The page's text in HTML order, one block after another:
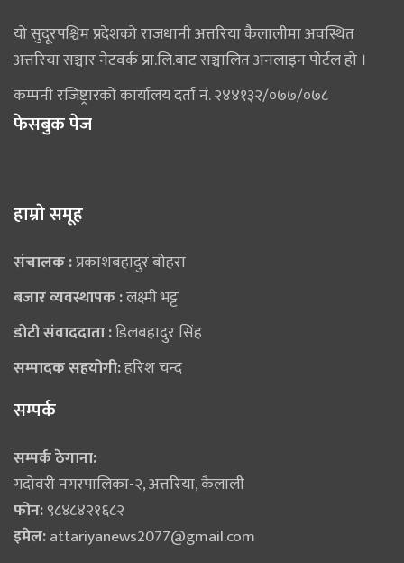
यो सुदूरपश्चिम प्रदेशको राजधानी अत्तरिया कैलालीमा अवस्थित
अत्तरिया सञ्चार नेटवर्क प्रा.लि.बाट सञ्चालित अनलाइन पोर्टल हो ।
कम्पनी रजिष्ट्रारको कार्यालय दर्ता नं. २४४१३२/०७७/०७८
फेसबुक पेज
हाम्राे समूह
संचालक :प्रकाशबहादुर बोहरा
बजार व्यवस्थापक :लक्ष्मी भट्ट
डोटी संवाददाता :डिलबहादुर सिंह
सम्पादक सहयोगी:हरिश चन्द
सम्पर्क
सम्पर्क ठेगाना:
गदोवरी नगरपालिका-२, अत्तरिया, कैलाली
फोन:९८४८४२१६८२
इमेल:attariyanews2077@gmail.com